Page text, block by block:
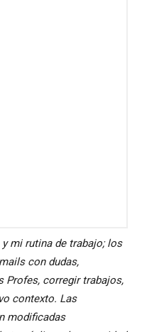
mi rutina de trabajo; los
con dudas,
Profes, corregir trabajos,
contexto. Las
modificadas